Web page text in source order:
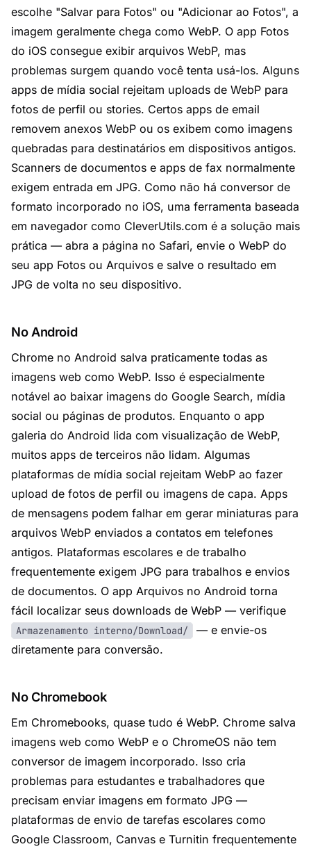
escolhe "Salvar para Fotos" ou "Adicionar ao Fotos", a
imagem geralmente chega como WebP. O app Fotos
do iOS consegue exibir arquivos WebP, mas
problemas surgem quando você tenta usá-los. Alguns
apps de mídia social rejeitam uploads de WebP para
fotos de perfil ou stories. Certos apps de email
removem anexos WebP ou os exibem como imagens
quebradas para destinatários em dispositivos antigos.
Scanners de documentos e apps de fax normalmente
exigem entrada em JPG. Como não há conversor de
formato incorporado no iOS, uma ferramenta baseada
em navegador como CleverUtils.com é a solução mais
prática — abra a página no Safari, envie o WebP do
seu app Fotos ou Arquivos e salve o resultado em
JPG de volta no seu dispositivo.
No Android
Chrome no Android salva praticamente todas as
imagens web como WebP. Isso é especialmente
notável ao baixar imagens do Google Search, mídia
social ou páginas de produtos. Enquanto o app
galeria do Android lida com visualização de WebP,
muitos apps de terceiros não lidam. Algumas
plataformas de mídia social rejeitam WebP ao fazer
upload de fotos de perfil ou imagens de capa. Apps
de mensagens podem falhar em gerar miniaturas para
arquivos WebP enviados a contatos em telefones
antigos. Plataformas escolares e de trabalho
frequentemente exigem JPG para trabalhos e envios
de documentos. O app Arquivos no Android torna
fácil localizar seus downloads de WebP — verifique
Armazenamento interno/Download/
— e envie-os
diretamente para conversão.
No Chromebook
Em Chromebooks, quase tudo é WebP. Chrome salva
imagens web como WebP e o ChromeOS não tem
conversor de imagem incorporado. Isso cria
problemas para estudantes e trabalhadores que
precisam enviar imagens em formato JPG —
plataformas de envio de tarefas escolares como
Google Classroom, Canvas e Turnitin frequentemente